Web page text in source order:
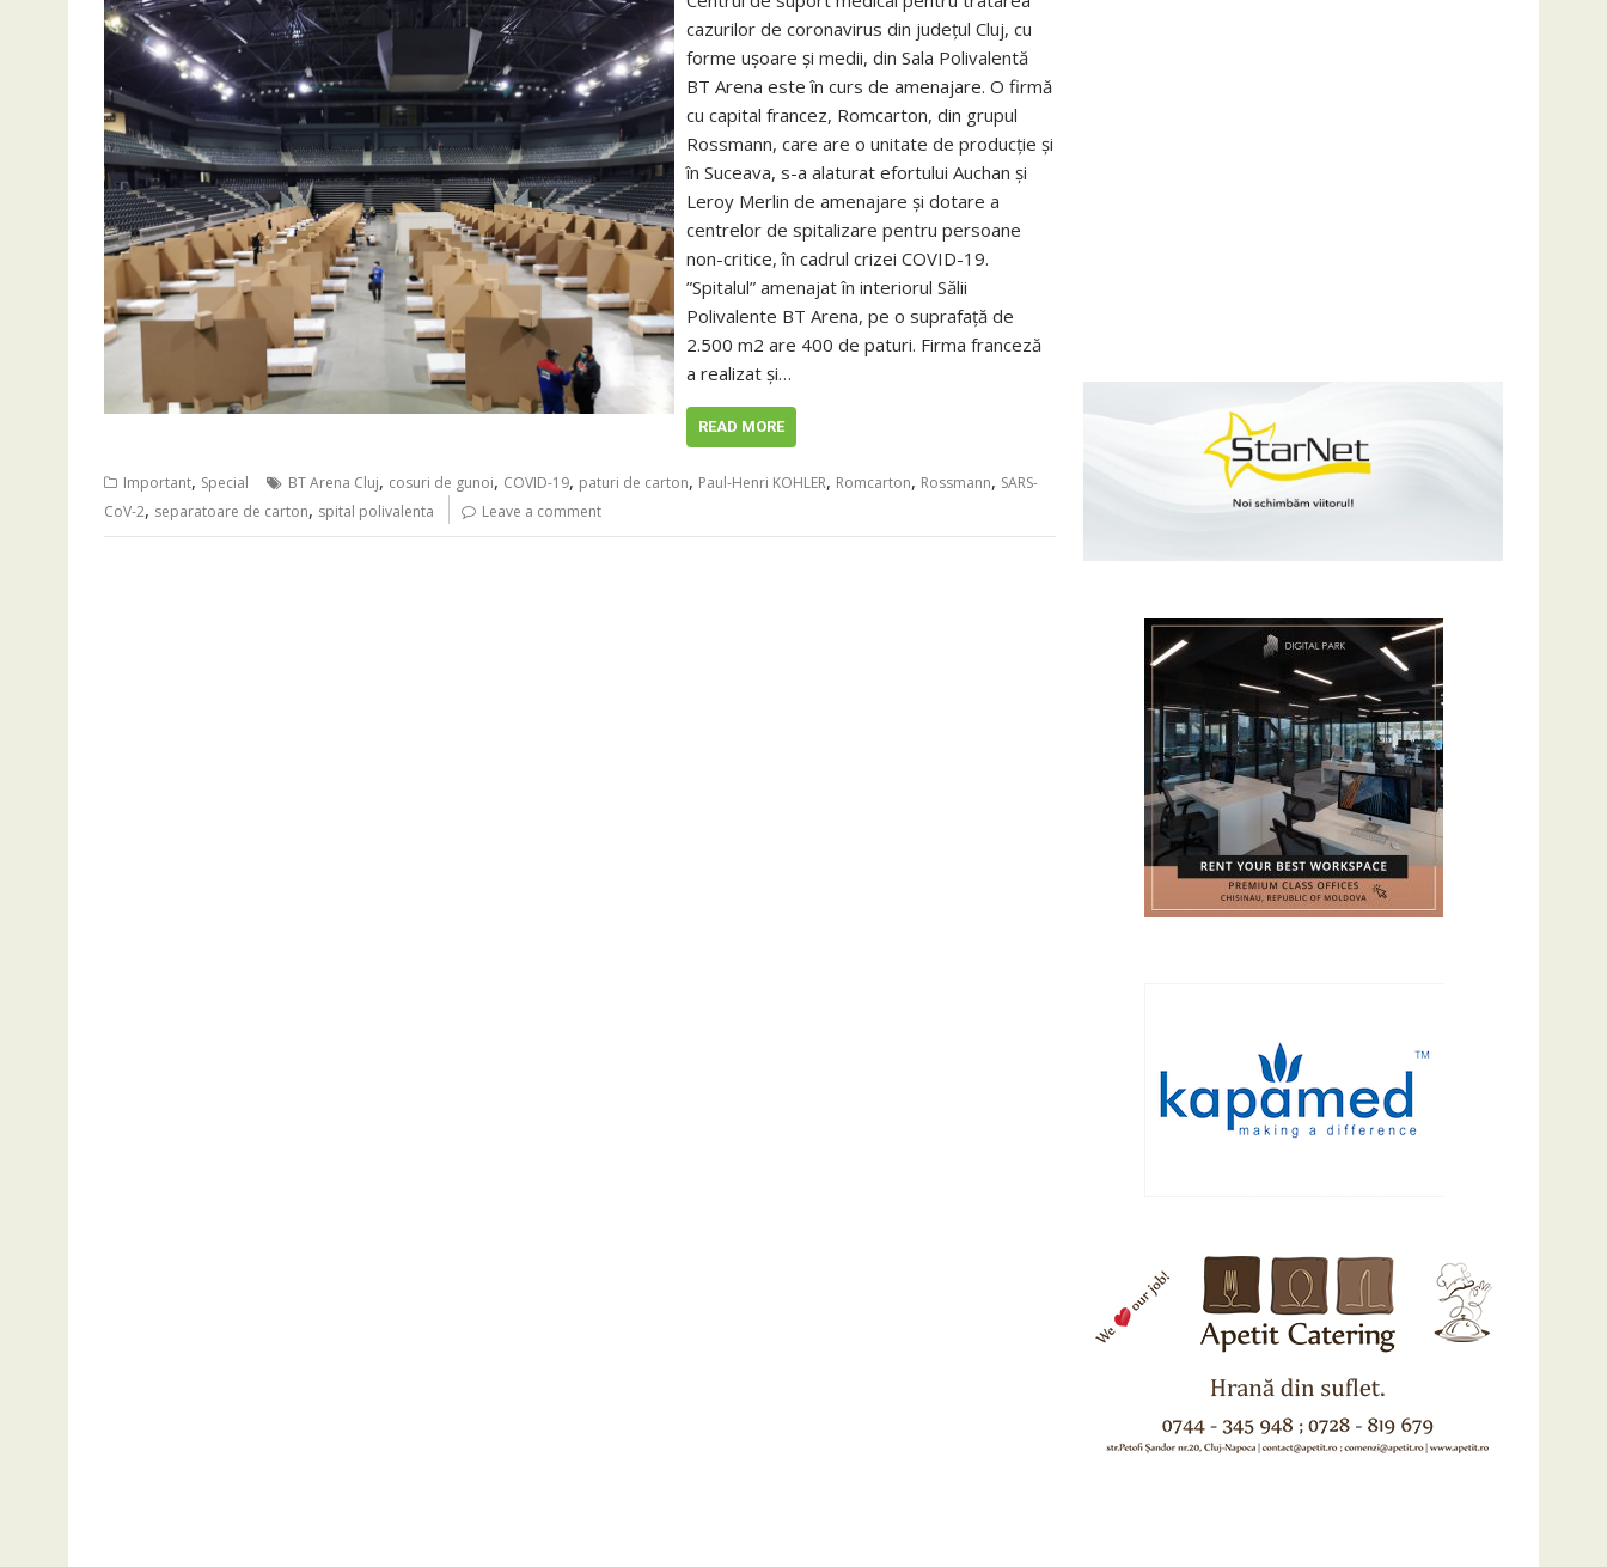
cazurilor de coronavirus din județul Cluj, cu
forme ușoare și medii, din Sala Polivalentă
BT Arena este în curs de amenajare. O firmă
cu capital francez, Romcarton, din grupul
Rossmann, care are o unitate de producție și
în Suceava, s-a alaturat efortului Auchan și
Leroy Merlin de amenajare și dotare a
centrelor de spitalizare pentru persoane
non-critice, în cadrul crizei COVID-19.
”Spitalul” amenajat în interiorul Sălii
Polivalente BT Arena, pe o suprafață de
2.500 m2 are 400 de paturi. Firma franceză
a realizat și…
READ MORE
Important, Special BT Arena Cluj, cosuri de gunoi, COVID-19, paturi de carton, Paul-Henri KOHLER, Romcarton, Rossmann, SARS-
CoV-2, separatoare de carton, spital polivalenta Leave a comment